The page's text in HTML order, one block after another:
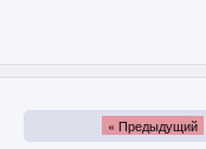
« Предыдущий